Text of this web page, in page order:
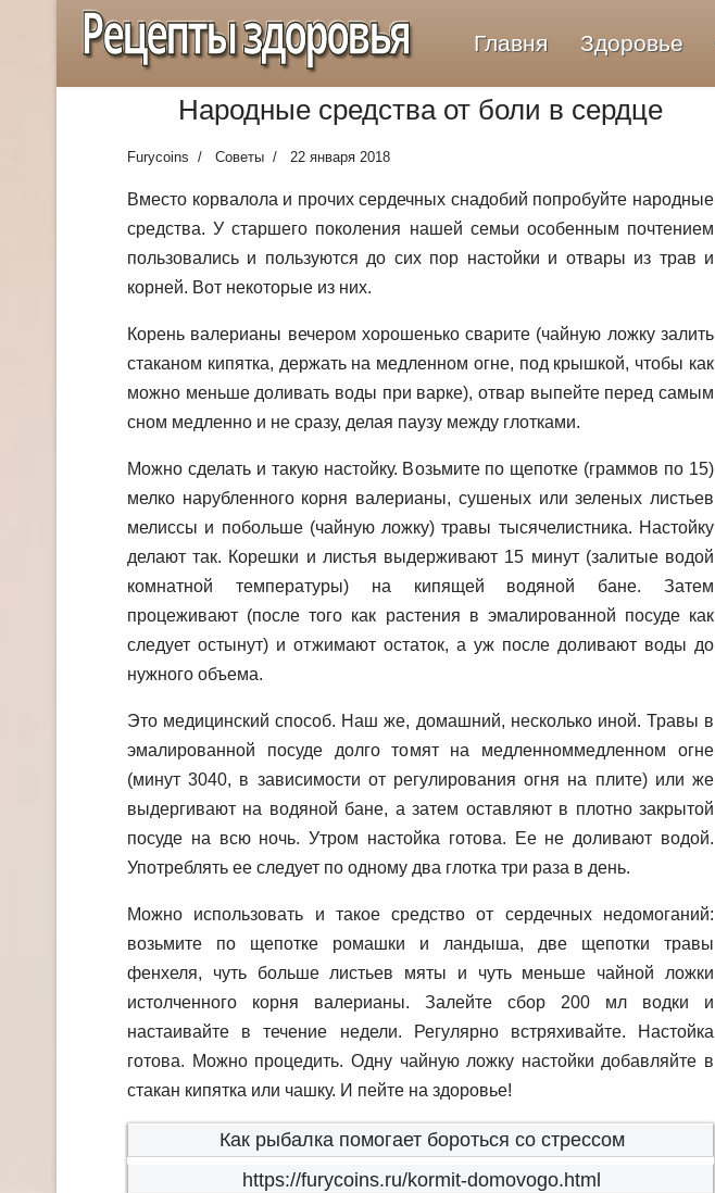
Рецепты здоровья Главня Здоровье
Народные средства от боли в сердце
Furycoins Советы 22 января 2018
Вместо корвалола и прочих сердечных снадобий попробуйте народные
средства. У старшего поколения нашей семьи особенным почтением
пользовались и пользуются до сих пор настойки и отвары из трав и
корней. Вот некоторые из них.
Корень валерианы вечером хорошенько сварите (чайную ложку залить
стаканом кипятка, держать на медленном огне, под крышкой, чтобы как
можно меньше доливать воды при варке), отвар выпейте перед самым
сном медленно и не сразу, делая паузу между глотками.
Можно сделать и такую настойку. Возьмите по щепотке (граммов по 15)
мелко нарубленного корня валерианы, сушеных или зеленых листьев
мелиссы и побольше (чайную ложку) травы тысячелистника. Настойку
делают так. Корешки и листья выдерживают 15 минут (залитые водой
комнатной температуры) на кипящей водяной бане. Затем
процеживают (после того как растения в эмалированной посуде как
следует остынут) и отжимают остаток, а уж после доливают воды до
нужного объема.
Это медицинский способ. Наш же, домашний, несколько иной. Травы в
эмалированной посуде долго томят на медленноммедленном огне
(минут 3040, в зависимости от регулирования огня на плите) или же
выдергивают на водяной бане, а затем оставляют в плотно закрытой
посуде на всю ночь. Утром настойка готова. Ее не доливают водой.
Употреблять ее следует по одному два глотка три раза в день.
Можно использовать и такое средство от сердечных недомоганий:
возьмите по щепотке ромашки и ландыша, две щепотки травы
фенхеля, чуть больше листьев мяты и чуть меньше чайной ложки
истолченного корня валерианы. Залейте сбор 200 мл водки и
настаивайте в течение недели. Регулярно встряхивайте. Настойка
готова. Можно процедить. Одну чайную ложку настойки добавляйте в
стакан кипятка или чашку. И пейте на здоровье!
Как рыбалка помогает бороться со стрессом
https://furycoins.ru/kormit-domovogo.html